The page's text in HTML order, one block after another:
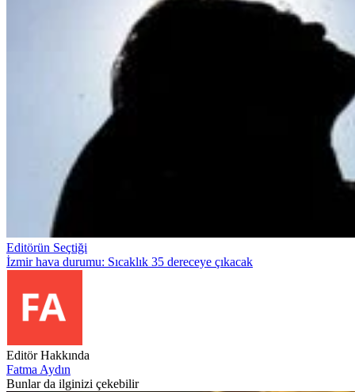
Editörün Seçtiği
İzmir hava durumu: Sıcaklık 35 dereceye çıkacak
Editör Hakkında
Fatma Aydın
Bunlar da ilginizi çekebilir